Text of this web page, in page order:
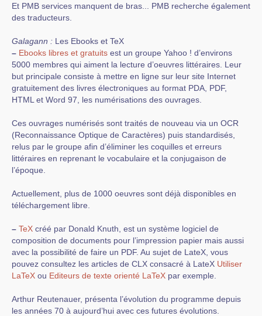
Et PMB services manquent de bras... PMB recherche également
des traducteurs.
Galagann : Les Ebooks et TeX
– Ebooks libres et gratuits est un groupe Yahoo ! d’environs
5000 membres qui aiment la lecture d’oeuvres littéraires. Leur
but principale consiste à mettre en ligne sur leur site Internet
gratuitement des livres électroniques au format PDA, PDF,
HTML et Word 97, les numérisations des ouvrages.
Ces ouvrages numérisés sont traités de nouveau via un OCR
(Reconnaissance Optique de Caractères) puis standardisés,
relus par le groupe afin d’éliminer les coquilles et erreurs
littéraires en reprenant le vocabulaire et la conjugaison de
l’époque.
Actuellement, plus de 1000 oeuvres sont déjà disponibles en
téléchargement libre.
– TeX créé par Donald Knuth, est un système logiciel de
composition de documents pour l’impression papier mais aussi
avec la possibilité de faire un PDF. Au sujet de LateX, vous
pouvez consultez les articles de CLX consacré à LateX Utiliser
LaTeX ou Editeurs de texte orienté LaTeX par exemple.
Arthur Reutenauer, présenta l’évolution du programme depuis
les années 70 à aujourd’hui avec ces futures évolutions.